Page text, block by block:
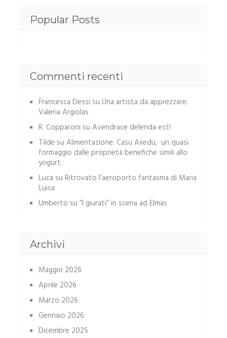
Popular Posts
Commenti recenti
Francesca Dessi su Una artista da apprezzare:
Valeria Argiolas
R. Copparoni su Avendrace delenda est!
Tilde su Alimentazione: Casu Axedu, un quasi
formaggio dalle proprietà benefiche simili allo
yogurt
Luca su Ritrovato l’aeroporto fantasma di Maria
Luisa
Umberto su “I giurati” in scena ad Elmas
Archivi
Maggio 2026
Aprile 2026
Marzo 2026
Gennaio 2026
Dicembre 2025